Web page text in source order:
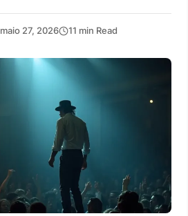
maio 27, 2026 11 min Read